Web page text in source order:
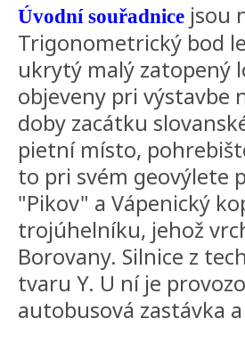
Úvodní souřadnice jsou
Trigonometrický bod
ukrytý malý zatopený
objeveny pri výstavbe
doby zacátku
pietní místo,
to pri svém geovýlete
"Pikov" a Vápenický
trojúhelníku, jehož
Borovany. Silnice z
tvaru Y. U ní je
autobusová zastávka